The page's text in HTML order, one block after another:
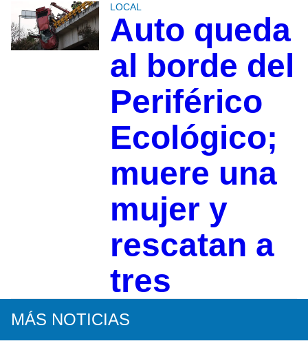
LOCAL
Auto queda
al borde del
Periférico
Ecológico;
muere una
mujer y
rescatan a
tres
MÁS NOTICIAS